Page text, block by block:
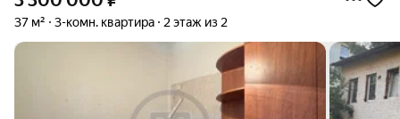
37 м² 3-комн. квартира 2 этаж из 2